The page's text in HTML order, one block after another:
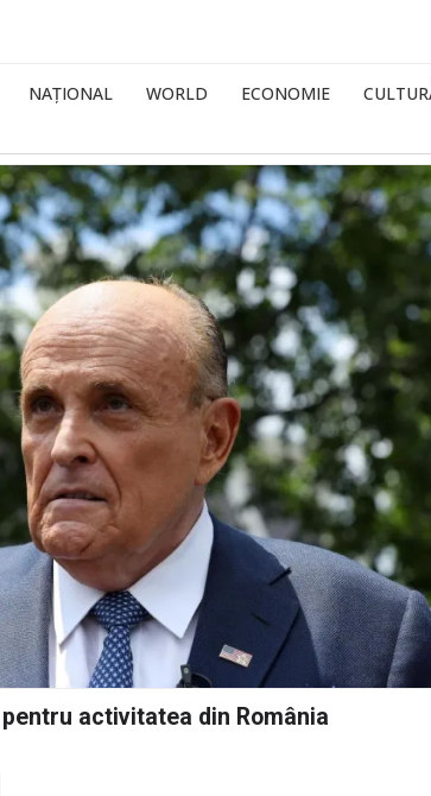
NAȚIONAL WORLD ECONOMIE
activitatea din România